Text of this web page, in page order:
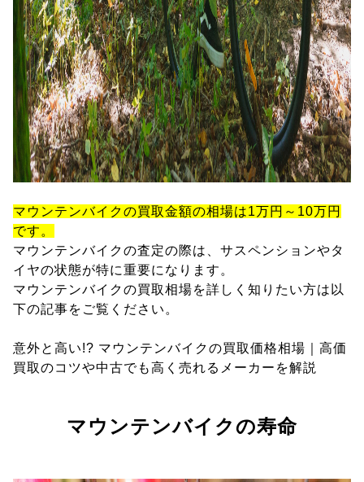
マウンテンバイクの買取金額の相場は1万円～10万円
です。
マウンテンバイクの査定の際は、サスペンションやタ
イヤの状態が特に重要になります。
マウンテンバイクの買取相場を詳しく知りたい方は以
下の記事をご覧ください。
意外と高い!? マウンテンバイクの買取価格相場｜高価
買取のコツや中古でも高く売れるメーカーを解説
マウンテンバイクの寿命